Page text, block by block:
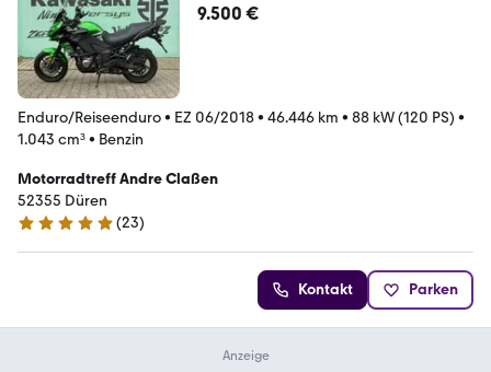
9.500 €
Enduro/Reiseenduro• EZ 06/2018• 46.446 km • 88 kW (120 PS) •
1.043 cm³• Benzin
Motorradtreff Andre Claßen
52355 Düren
5 Sterne
(23)
Kontakt Parken